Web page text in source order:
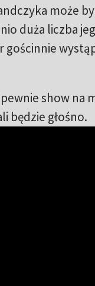
może
duża liczba
gościnnie
show na
będzie głośno.